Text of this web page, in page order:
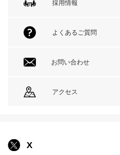
採用情報
よくあるご質問
お問い合わせ
アクセス
X